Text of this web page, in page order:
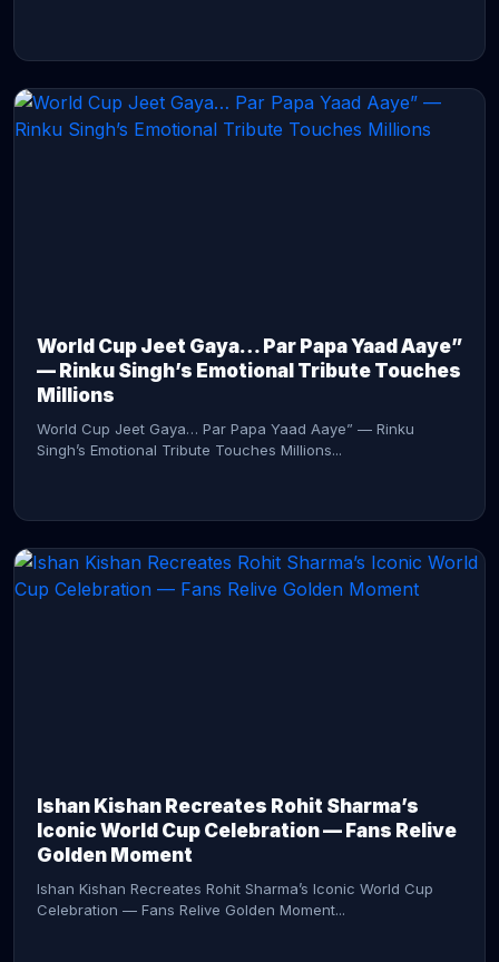
World Cup Jeet Gaya… Par Papa Yaad Aaye”
— Rinku Singh’s Emotional Tribute Touches
Millions
World Cup Jeet Gaya… Par Papa Yaad Aaye” — Rinku
Singh’s Emotional Tribute Touches Millions...
Ishan Kishan Recreates Rohit Sharma’s
Iconic World Cup Celebration — Fans Relive
Golden Moment
Ishan Kishan Recreates Rohit Sharma’s Iconic World Cup
Celebration — Fans Relive Golden Moment...